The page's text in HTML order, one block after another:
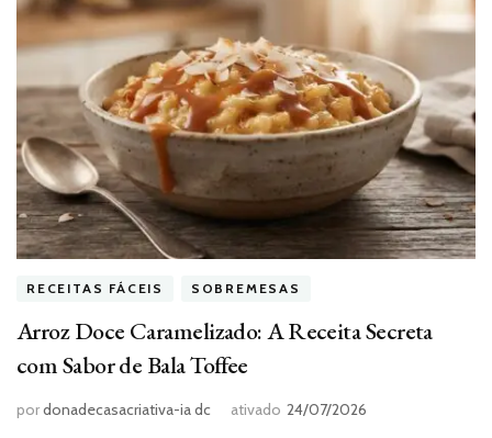
RECEITAS FÁCEIS SOBREMESAS
Arroz Doce Caramelizado: A Receita Secreta
com Sabor de Bala Toffee
pordonadecasacriativa-ia dc ativado 24/07/2026